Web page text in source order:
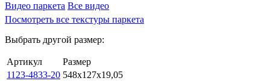
Видео паркета Все видео
Посмотреть все текстуры паркета
Выбрать другой размер:
Артикул
Размер
1123-4833-20 548x127x19,05